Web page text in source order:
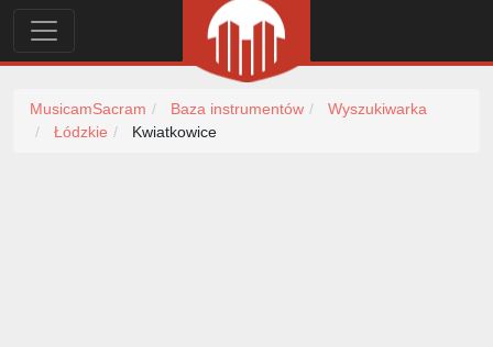
MusicamSacram Baza instrumentów
Wyszukiwarka
Łódzkie
Kwiatkowice